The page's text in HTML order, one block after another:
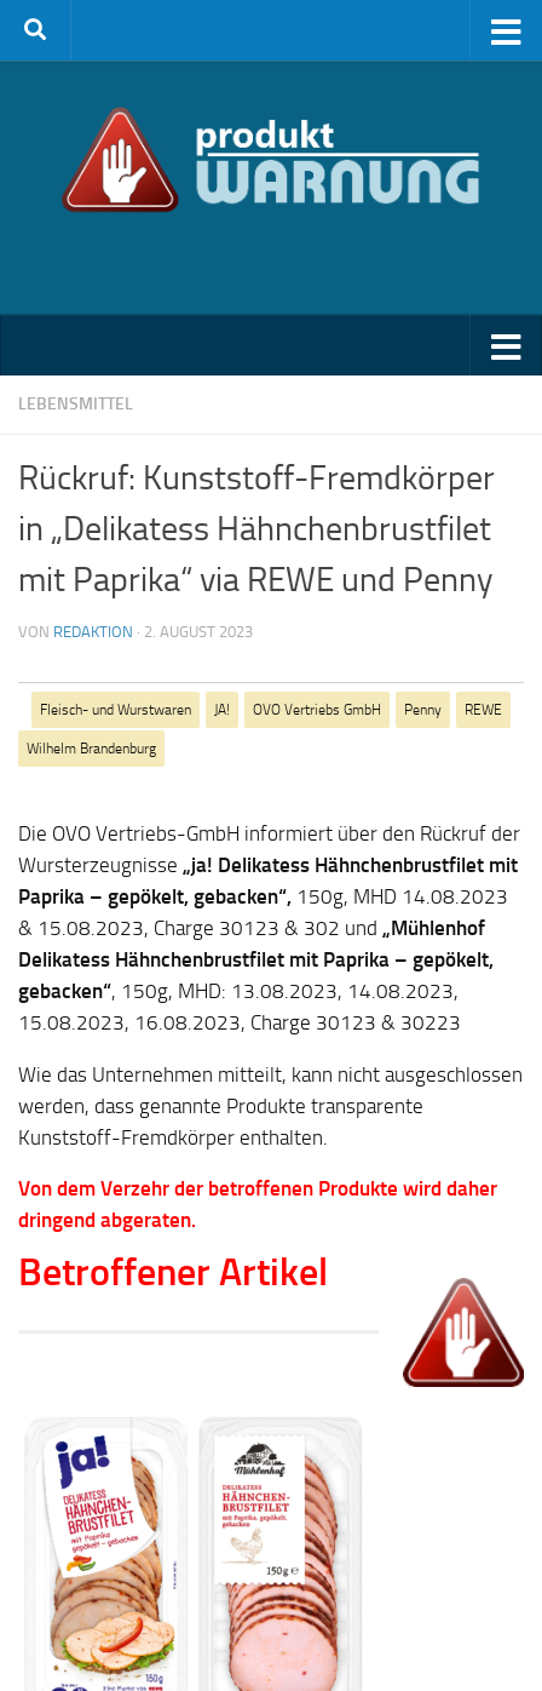
Zum Inhalt springen
LEBENSMITTEL
Rückruf: Kunststoff-Fremdkörper
in „Delikatess Hähnchenbrustfilet
mit Paprika“ via REWE und Penny
VON REDAKTION · 2. AUGUST 2023
Fleisch- und Wurstwaren JA! OVO Vertriebs GmbH Penny REWE
Wilhelm Brandenburg
Die OVO Vertriebs-GmbH informiert über den Rückruf der
Wursterzeugnisse „ja! Delikatess Hähnchenbrustfilet mit
Paprika – gepökelt, gebacken“, 150g, MHD 14.08.2023
& 15.08.2023, Charge 30123 & 302 und „Mühlenhof
Delikatess Hähnchenbrustfilet mit Paprika – gepökelt,
gebacken“, 150g, MHD: 13.08.2023, 14.08.2023,
15.08.2023, 16.08.2023, Charge 30123 & 30223
Wie das Unternehmen mitteilt, kann nicht ausgeschlossen
werden, dass genannte Produkte transparente
Kunststoff-Fremdkörper enthalten.
Von dem Verzehr der betroffenen Produkte wird daher
dringend abgeraten.
Betroffener Artikel